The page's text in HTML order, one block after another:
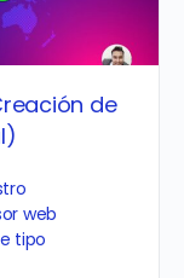
de
web
tipo